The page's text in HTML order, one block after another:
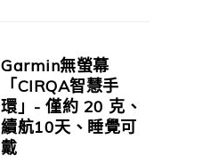
Garmin無螢幕
「CIRQA智慧手
環」- 僅約 20 克、
續航10天、睡覺可
戴